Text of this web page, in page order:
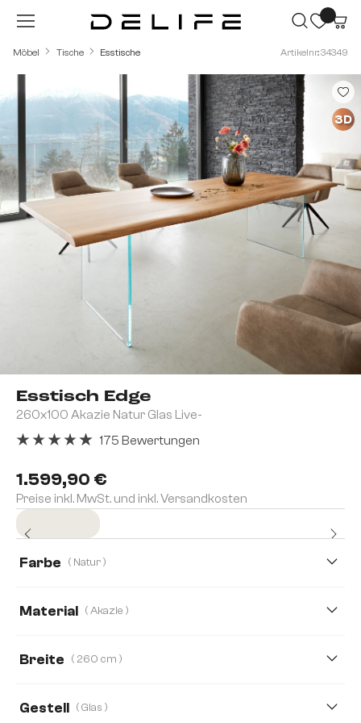
Zum Hauptinhalt springen
Möbel Tische Esstische Artikelnr.: 34349
Esstisch Edge
260x100 Akazie Natur Glas Live-
1.599,90 €
Preise inkl. MwSt. und inkl. Versandkosten
175 Bewertungen
Farbe ( Natur )
Material ( Akazie )
Breite ( 260 cm )
Gestell ( Glas )
3D